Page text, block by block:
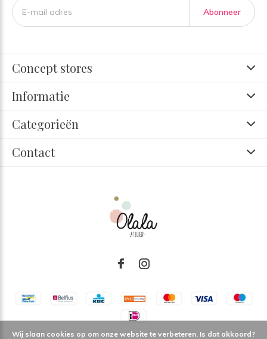
Abonneer
Concept stores
Informatie
Categorieën
Contact
Wij slaan cookies op om onze website te verbeteren. Is dat akkoord?